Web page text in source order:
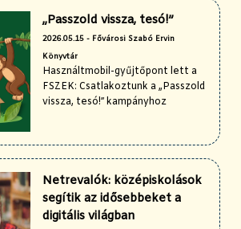
„Passzold vissza, tesó!”
2026.05.15 - Fővárosi Szabó Ervin
Könyvtár
Használtmobil-gyűjtőpont lett a
FSZEK: Csatlakoztunk a „Passzold
vissza, tesó!” kampányhoz
Netrevalók: középiskolások
segítik az idősebbeket a
digitális világban